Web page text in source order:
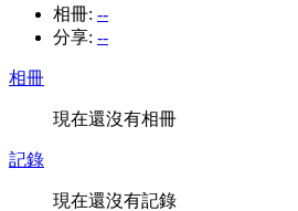
相冊: --
分享: --
相冊
現在還沒有相冊
記錄
現在還沒有記錄